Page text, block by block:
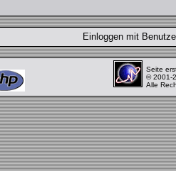
Einloggen mit
Seite
© 2001-
Alle